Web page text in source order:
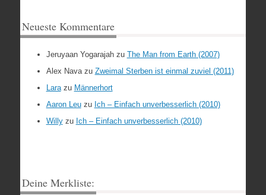
Neueste Kommentare
Jeruyaan Yogarajahzu The Man from Earth (2007)
Alex Navazu Zweimal Sterben ist einmal zuviel (2011)
Larazu Männerhort
Aaron Leuzu Ich – Einfach unverbesserlich (2010)
Willyzu Ich – Einfach unverbesserlich (2010)
Deine Merkliste: